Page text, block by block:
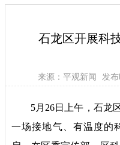
石龙区开展科
来源：平观新闻 发布
5月26日上午，石龙
一场接地气、有温度的